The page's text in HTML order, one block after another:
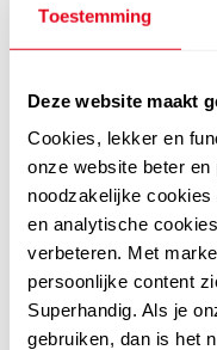
Toestemming
Deze website maakt
Cookies, lekker en
onze website beter
noodzakelijke
en analytische
verbeteren. Met
persoonlijke content
Superhandig. Als je
gebruiken, dan is het